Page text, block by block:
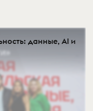
данные, AI и